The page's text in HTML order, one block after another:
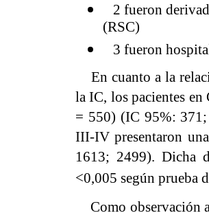
2 fueron
(RSC)
3 fueron
En cuanto a la
la IC, los pacientes
= 550) (IC 95%: 371;
III-IV presentaron
1613; 2499). Dicha
<0,005 según prueba
Como observación